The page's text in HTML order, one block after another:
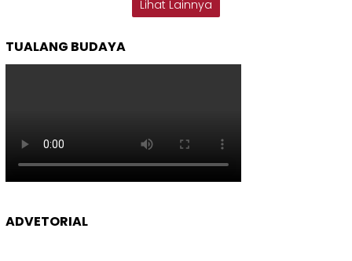
Lihat Lainnya
TUALANG BUDAYA
ADVETORIAL